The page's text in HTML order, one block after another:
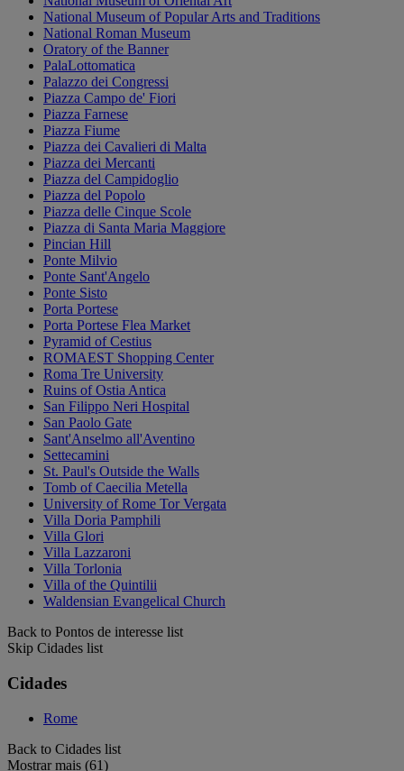
National Museum of Popular Arts and Traditions
National Roman Museum
Oratory of the Banner
PalaLottomatica
Palazzo dei Congressi
Piazza Campo de' Fiori
Piazza Farnese
Piazza Fiume
Piazza dei Cavalieri di Malta
Piazza dei Mercanti
Piazza del Campidoglio
Piazza del Popolo
Piazza delle Cinque Scole
Piazza di Santa Maria Maggiore
Pincian Hill
Ponte Milvio
Ponte Sant'Angelo
Ponte Sisto
Porta Portese
Porta Portese Flea Market
Pyramid of Cestius
ROMAEST Shopping Center
Roma Tre University
Ruins of Ostia Antica
San Filippo Neri Hospital
San Paolo Gate
Sant'Anselmo all'Aventino
Settecamini
St. Paul's Outside the Walls
Tomb of Caecilia Metella
University of Rome Tor Vergata
Villa Doria Pamphili
Villa Glori
Villa Lazzaroni
Villa Torlonia
Villa of the Quintilii
Waldensian Evangelical Church
Back to Pontos de interesse list
Skip Cidades list
Cidades
Rome
Back to Cidades list
Mostrar mais (61)